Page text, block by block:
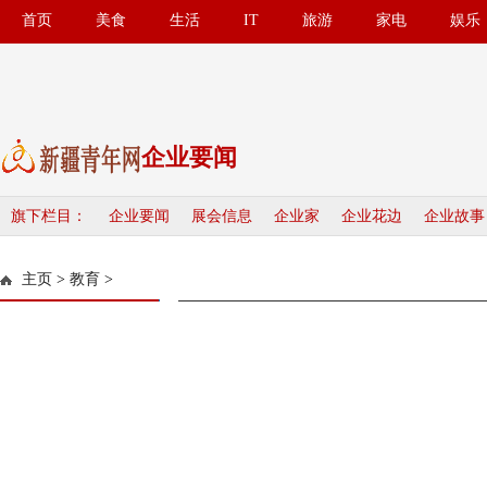
首页 美食 生活 IT 旅游 家电 娱乐
企业要闻
旗下栏目： 企业要闻 展会信息 企业家 企业花边 企业故事
主页 > 教育 >